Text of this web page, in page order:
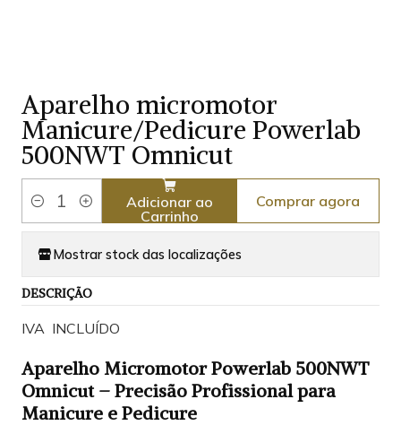
Aparelho micromotor
Manicure/Pedicure Powerlab
500NWT Omnicut
Quantidade
Adicionar ao
Carrinho
Comprar agora
Mostrar stock das localizações
DESCRIÇÃO
IVA INCLUÍDO
Aparelho Micromotor Powerlab 500NWT
Omnicut – Precisão Profissional para
Manicure e Pedicure